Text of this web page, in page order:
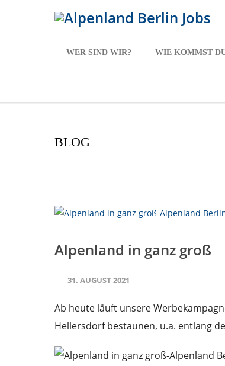
WER SIND WIR? WIE KOMMST
BLOG
Alpenland in ganz groß
31. AUGUST 2021
Ab heute läuft unsere
Hellersdorf bestaunen, u.a. entlang